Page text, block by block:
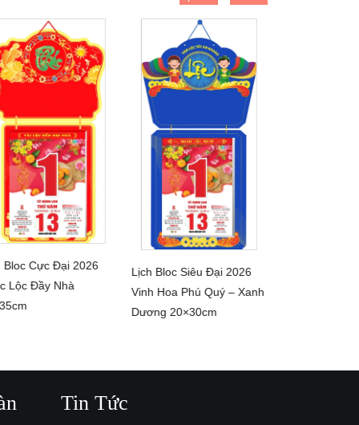
CHI TIẾT
Bloc Cực Đại 2026
Lộc Đầy Nhà
CHI TIẾT
Lịch Bloc Siêu Đại 2026
Vinh Hoa Phú Quý – Xanh
Dương 20×30cm
Tin Tức